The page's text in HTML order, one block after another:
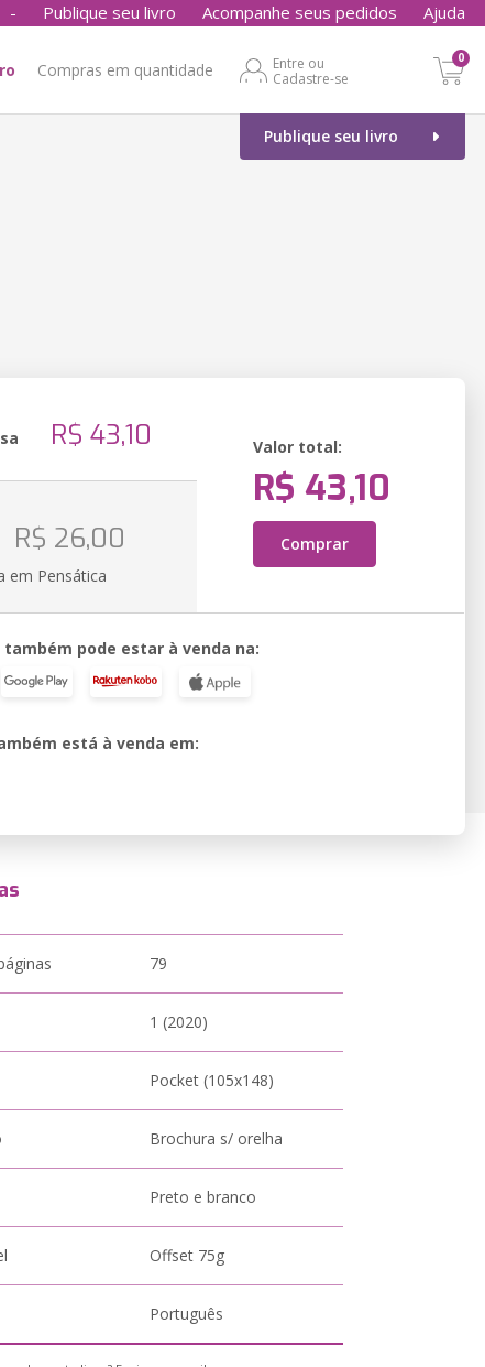
- Publique seu livro Acompanhe seus pedidos Ajuda
Compras em quantidade
Entre ou
Cadastre-se
0
Publique seu livro
R$ 43,10 Valor total:
R$ 43,10
Comprar
R$ 26,00
em Pensática
também pode estar à venda na:
está à venda em:
79
1 (2020)
Pocket (105x148)
Brochura s/ orelha
Preto e branco
Offset 75g
Português